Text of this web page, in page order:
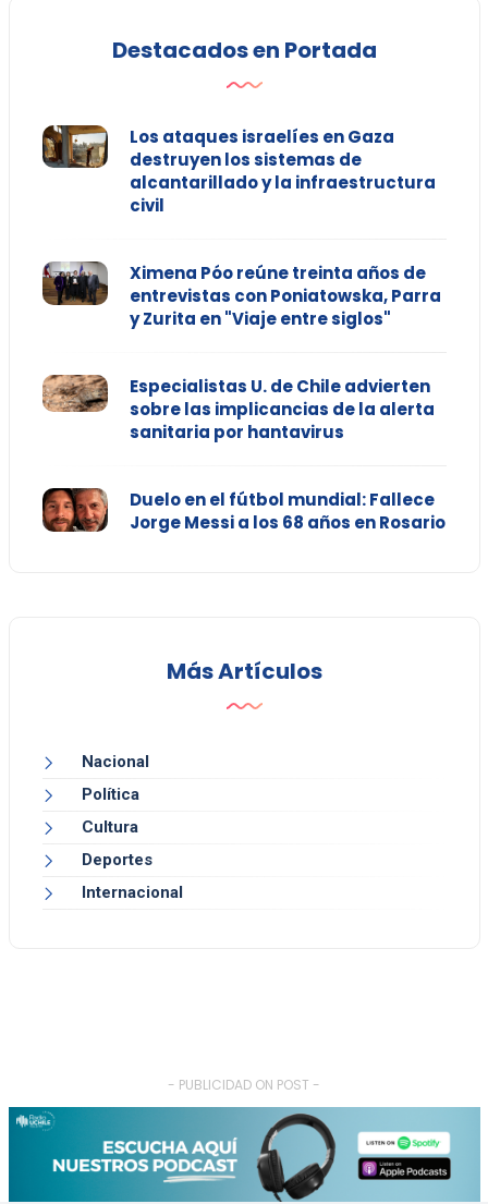
Destacados en Portada
Los ataques israelíes en Gaza
destruyen los sistemas de
alcantarillado y la infraestructura
civil
Ximena Póo reúne treinta años de
entrevistas con Poniatowska, Parra
y Zurita en "Viaje entre siglos"
Especialistas U. de Chile advierten
sobre las implicancias de la alerta
sanitaria por hantavirus
Duelo en el fútbol mundial: Fallece
Jorge Messi a los 68 años en Rosario
Más Artículos
Nacional
Política
Cultura
Deportes
Internacional
- PUBLICIDAD ON POST -